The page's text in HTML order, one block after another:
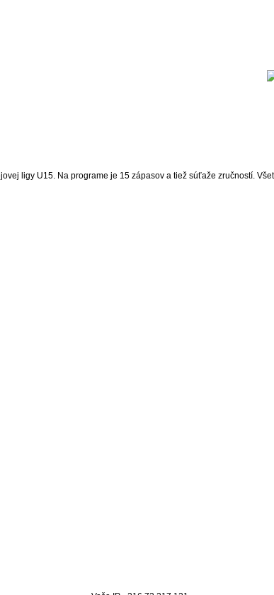
ligy U15. Na programe je 15 zápasov a tiež súťaže zručností.